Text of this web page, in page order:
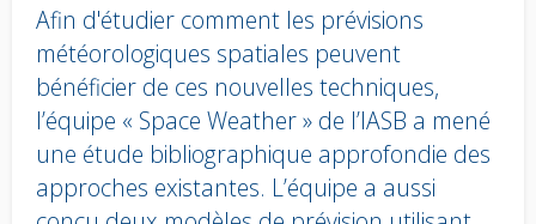
Afin d'étudier comment les prévisions
météorologiques spatiales peuvent
bénéficier de ces nouvelles techniques,
l’équipe « Space Weather » de l’IASB a mené
une étude bibliographique approfondie des
approches existantes. L’équipe a aussi